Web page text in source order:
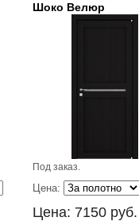
Шоко Велюр
Под заказ.
Цена:
Цена: 7150 руб.